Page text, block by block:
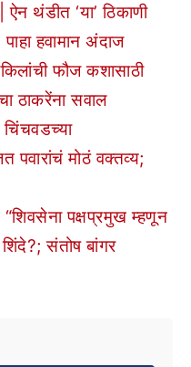
थंडीत ‘या’ ठिकाणी
हवामान अंदाज
फौज कशासाठी
ठाकरेंना सवाल
पवारांचं मोठं वक्तव्य;
पक्षप्रमुख म्हणून
संतोष बांगर